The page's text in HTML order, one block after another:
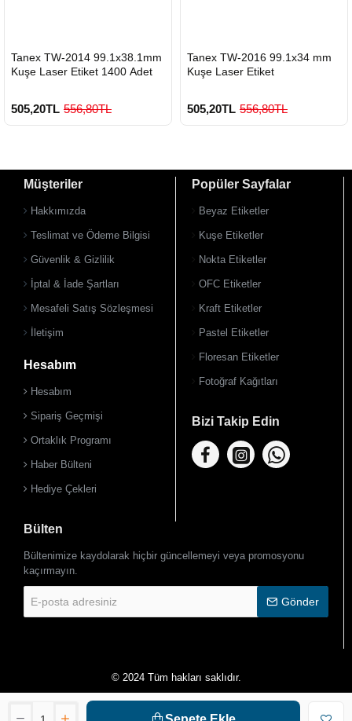
GÖNDERİ
900 TL Üzeri Kargo Ücretsiz
Tanex TW-2014 99.1x38.1mm
Kuşe Laser Etiket 1400 Adet
505,20TL 556,80TL
GÖNDERİ
900 TL Üzeri Kargo Ücretsiz
Tanex TW-2016 99.1x34 mm
Kuşe Laser Etiket
505,20TL 556,80TL
Müşteriler
Hakkımızda
Teslimat ve Ödeme Bilgisi
Güvenlik & Gizlilik
İptal & İade Şartları
Mesafeli Satış Sözleşmesi
İletişim
Hesabım
Hesabım
Sipariş Geçmişi
Ortaklık Programı
Haber Bülteni
Hediye Çekleri
Popüler Sayfalar
Beyaz Etiketler
Kuşe Etiketler
Nokta Etiketler
OFC Etiketler
Kraft Etiketler
Pastel Etiketler
Floresan Etiketler
Fotoğraf Kağıtları
Bizi Takip Edin
Bülten
Bültenimize kaydolarak hiçbir güncellemeyi veya promosyonu
kaçırmayın.
posta
adresiniz
Gönder
© 2024 Tüm hakları saklıdır.